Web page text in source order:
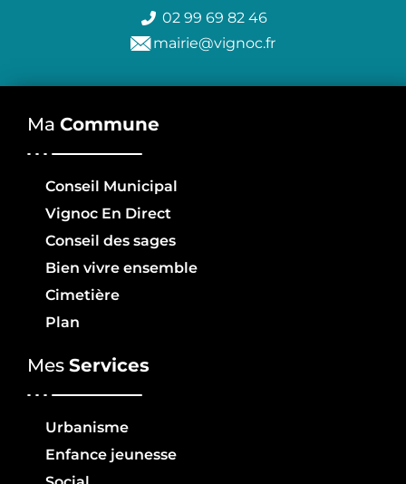
02 99 69 82 46
mairie@vignoc.fr
Ma Commune
Conseil Municipal
Vignoc En Direct
Conseil des sages
Bien vivre ensemble
Cimetière
Plan
Mes Services
Urbanisme
Enfance jeunesse